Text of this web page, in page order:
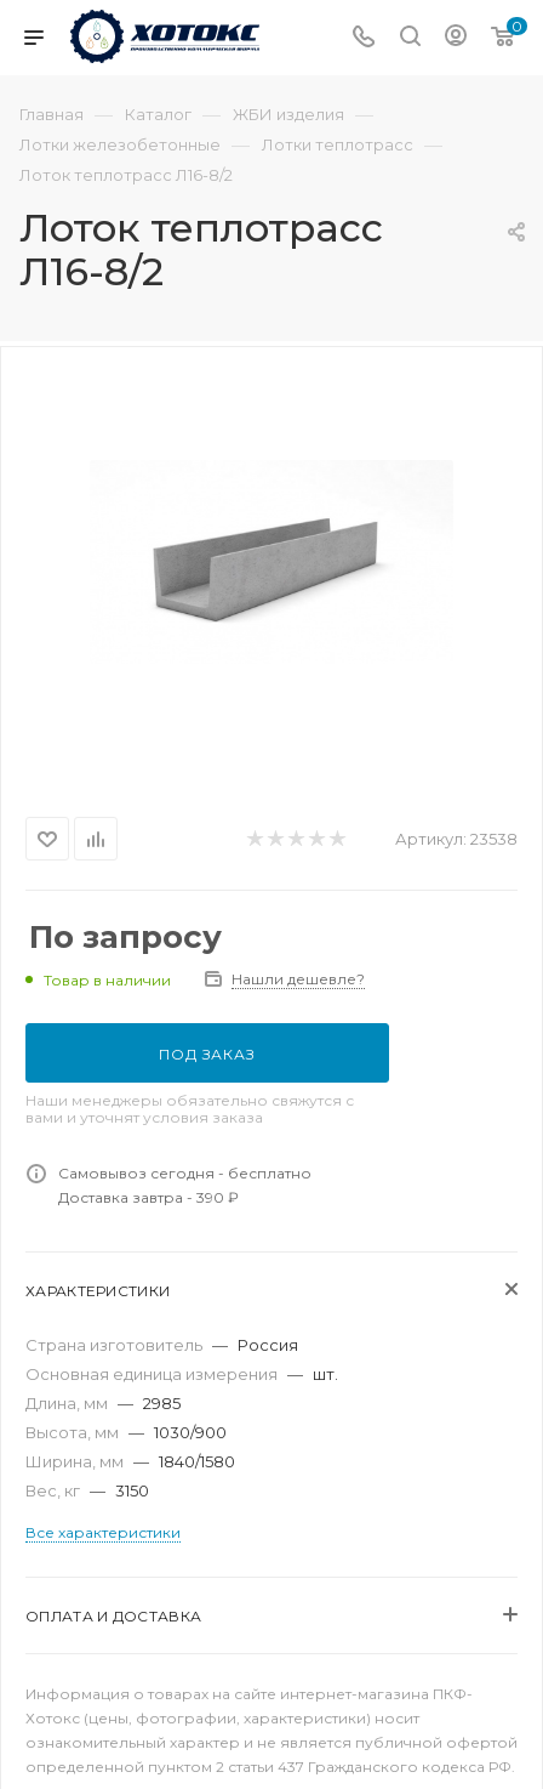
0
Главная — Каталог — ЖБИ изделия —
Лотки железобетонные — Лотки теплотрасс —
Лоток теплотрасс Л16-8/2
Лоток теплотрасс
Л16-8/2
Артикул: 23538
По запросу
Товар в наличии Нашли дешевле?
ПОД ЗАКАЗ
Наши менеджеры обязательно свяжутся с
вами и уточнят условия заказа
Самовывоз сегодня - бесплатно
Доставка завтра - 390 ₽
ХАРАКТЕРИСТИКИ
Страна изготовитель — Россия
Основная единица измерения — шт.
Длина, мм — 2985
Высота, мм — 1030/900
Ширина, мм — 1840/1580
Вес, кг — 3150
Все характеристики
ОПЛАТА И ДОСТАВКА
Информация о товарах на сайте интернет-магазина ПКФ-
Хотокс (цены, фотографии, характеристики) носит
ознакомительный характер и не является публичной офертой
определенной пунктом 2 статьи 437 Гражданского кодекса РФ.